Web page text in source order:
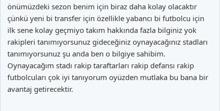
önümüzdeki sezon benim için biraz daha kolay olacaktır
çünkü yeni bi transfer için özellikle yabancı bi futbolcu için
ilk sene kolay geçmiyo takım hakkında fazla bilginiz yok
rakipleri tanımıyorsunuz gideceğiniz oynayacağınız stadları
tanımıyorsunuz şu anda ben o bilgiye sahibim.
Oynayacağım stadı rakip taraftarları rakip defansı rakip
futbolcuları çok iyi tanıyorum oyüzden mutlaka bu bana bir
avantaj getirecektir.